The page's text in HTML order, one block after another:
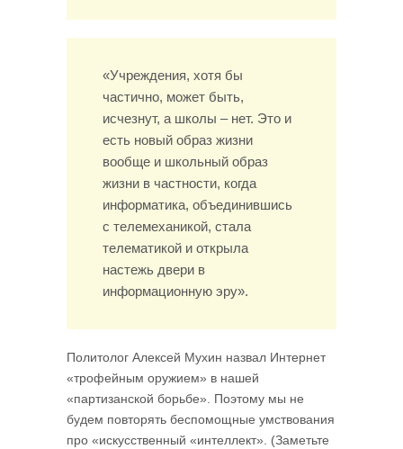
«Учреждения, хотя бы
частично, может быть,
исчезнут, а школы – нет. Это и
есть новый образ жизни
вообще и школьный образ
жизни в частности, когда
информатика, объединившись
с телемеханикой, стала
телематикой и открыла
настежь двери в
информационную эру».
Политолог Алексей Мухин назвал Интернет
«трофейным оружием» в нашей
«партизанской борьбе». Поэтому мы не
будем повторять беспомощные умствования
про «искусственный «интеллект». (Заметьте